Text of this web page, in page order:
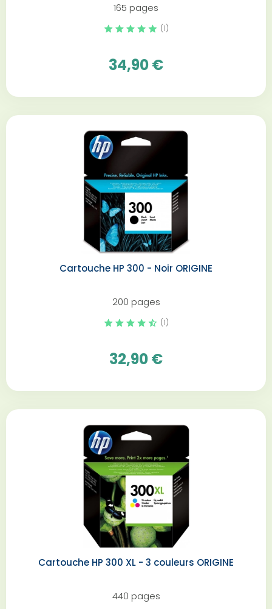
165 pages
(1)
34,90 €
Cartouche HP 300 - Noir ORIGINE
200 pages
(1)
32,90 €
Cartouche HP 300 XL - 3 couleurs ORIGINE
440 pages